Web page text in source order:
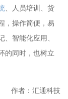
、人员培训、货
，操作简便，易
智能化应用、
的同时，也树立
作者：汇通科技